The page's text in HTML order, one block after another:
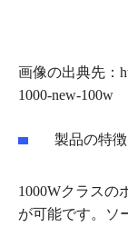
画像の出典先：
1000-new-100w
製品の特徴
1000Wクラスの
が可能です。ソ